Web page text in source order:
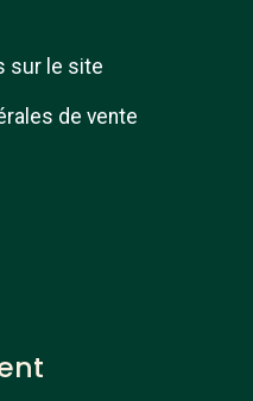
sur le site
de vente